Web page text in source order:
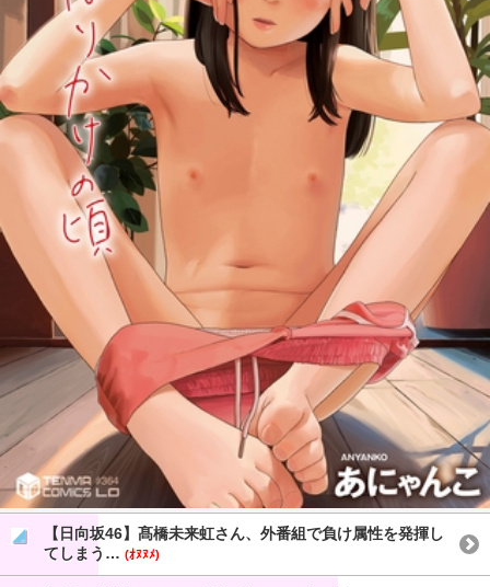
【日向坂46】髙橋未来虹さん、外番組で負け属性を発揮し
てしまう… (ｵﾇﾇﾒ)